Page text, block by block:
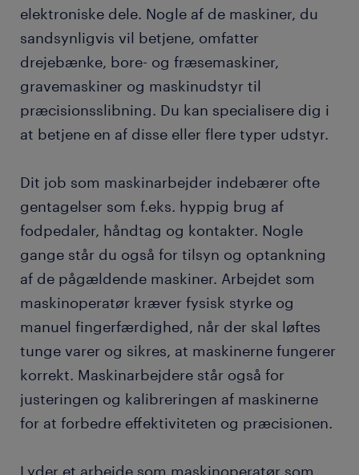
elektroniske dele. Nogle af de maskiner, du
sandsynligvis vil betjene, omfatter
drejebænke, bore- og fræsemaskiner,
gravemaskiner og maskinudstyr til
præcisionsslibning. Du kan specialisere dig i
at betjene en af disse eller flere typer udstyr.
Dit job som maskinarbejder indebærer ofte
gentagelser som f.eks. hyppig brug af
fodpedaler, håndtag og kontakter. Nogle
gange står du også for tilsyn og optankning
af de pågældende maskiner. Arbejdet som
maskinoperatør kræver fysisk styrke og
manuel fingerfærdighed, når der skal løftes
tunge varer og sikres, at maskinerne fungerer
korrekt. Maskinarbejdere står også for
justeringen og kalibreringen af maskinerne
for at forbedre effektiviteten og præcisionen.
Lyder et arbejde som maskinoperatør som